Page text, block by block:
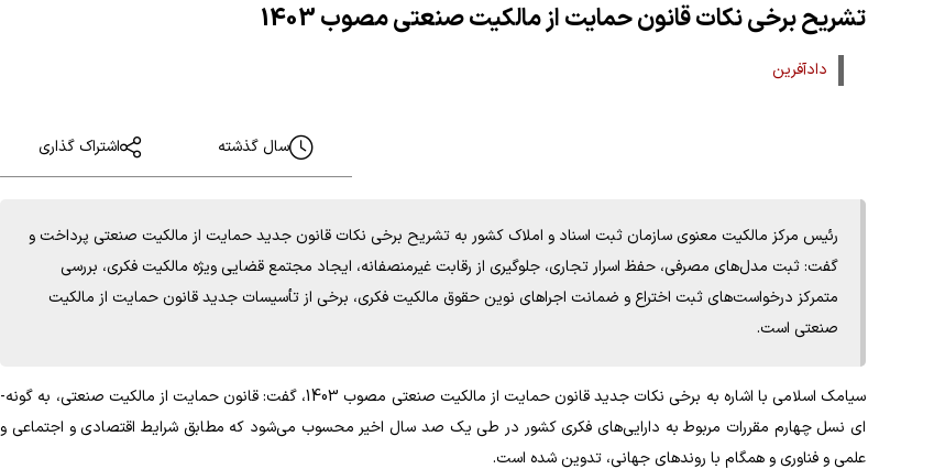
تشریح برخی نکات قانون حمایت از مالکیت صنعتی مصوب 1403
دادآفرین
سال گذشته اشتراک گذاری
رئیس مرکز مالکیت معنوی سازمان ثبت اسناد و املاک کشور به تشریح برخی نکات قانون جدید حمایت از مالکیت صنعتی پرداخت و
گفت: ثبت مدل­‌های مصرفی، حفظ اسرار تجاری، جلوگیری از رقابت غیرمنصفانه، ایجاد مجتمع قضایی ویژه مالکیت فکری، بررسی
متمرکز درخواست‌­های ثبت اختراع و ضمانت اجراهای نوین حقوق مالکیت فکری، برخی از تأسیسات جدید قانون حمایت از مالکیت
صنعتی است.
سیامک اسلامی با اشاره به برخی نکات جدید قانون حمایت از مالکیت صنعتی مصوب 1403، گفت: قانون حمایت از مالکیت صنعتی، به­ گونه‌­
ای نسل چهارم مقررات مربوط به دارایی‌­های فکری کشور در طی یک صد سال اخیر محسوب می­‌شود که مطابق شرایط اقتصادی و اجتماعی و
علمی و فناوری و هم­گام با روندهای جهانی، تدوین شده است.